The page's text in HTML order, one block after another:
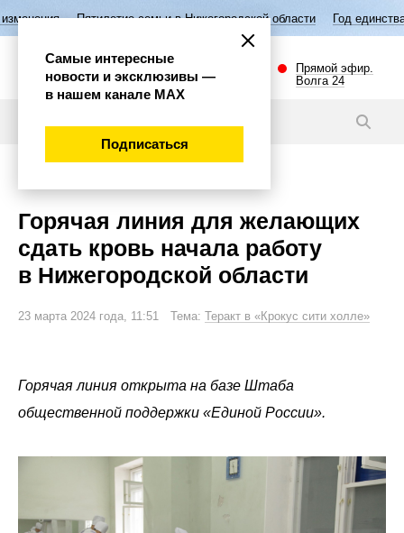
семьи в Нижегородской области Год единства народов
Прямой эфир.
Волга 24
Горячая линия для желающих
сдать кровь начала работу
в Нижегородской области
23 марта 2024 года, 11:51 Тема: Теракт в «Крокус сити холле»
Горячая линия открыта на базе Штаба
общественной поддержки «Единой России».
Самые интересные
новости и эксклюзивы —
в нашем канале МАХ
Подписаться